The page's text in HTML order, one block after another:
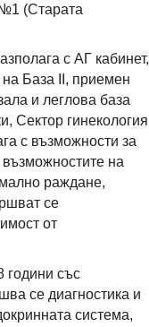
(Старата
с АГ кабинет,
База ІІ, приемен
и леглова база
Сектор гинекология
с възможности за
възможностите на
раждане,
се
от
години със
се диагностика и
система,